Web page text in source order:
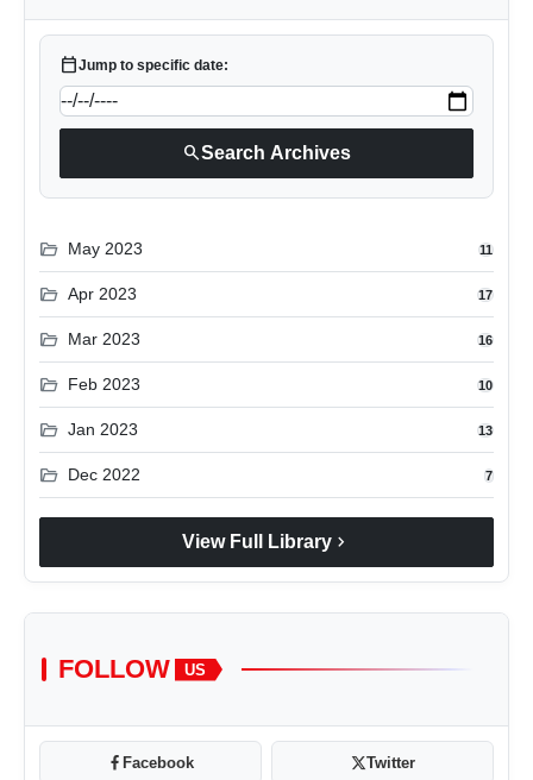
calendar_todayJump to specific date:
searchSearch Archives
folder_open May 2023 11
folder_open Apr 2023 17
folder_open Mar 2023 16
folder_open Feb 2023 10
folder_open Jan 2023 13
folder_open Dec 2022 7
View Full Library chevron_right
FOLLOW US
Facebook Twitter